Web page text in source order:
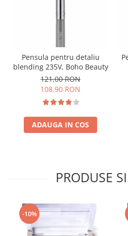
Pensula pentru detaliu
blending 235V, Boho Beauty
121,00 RON
108,90 RON
ADAUGA IN COS
PRODUSE
-10%